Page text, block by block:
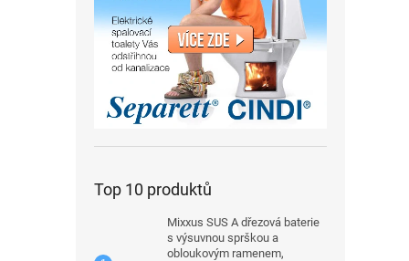
Top 10 produktů
Mixxus SUS A dřezová baterie
s výsuvnou sprškou a
obloukovým ramenem,